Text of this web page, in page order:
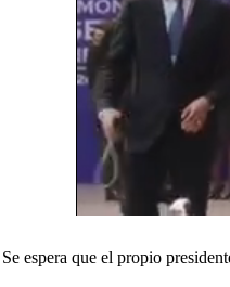
espera que el propio